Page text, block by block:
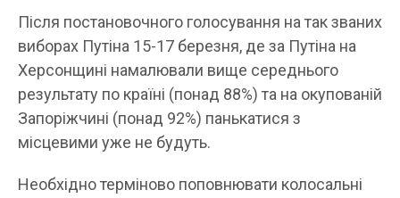
Після постановочного голосування на так званих
виборах Путіна 15-17 березня, де за Путіна на
Херсонщині намалювали вище середнього
результату по країні (понад 88%) та на окупованій
Запоріжчині (понад 92%) панькатися з
місцевими уже не будуть.
Необхідно терміново поповнювати колосальні